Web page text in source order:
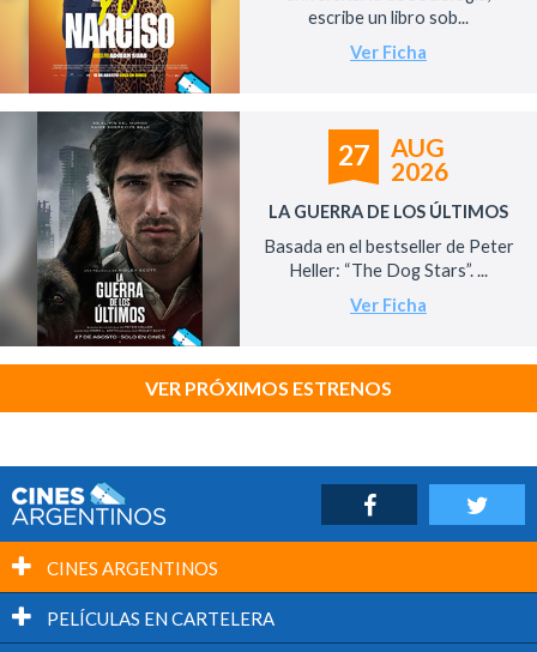
escribe un libro sob...
Ver Ficha
27
AUG
2026
LA GUERRA DE LOS ÚLTIMOS
Basada en el bestseller de Peter
Heller: “The Dog Stars”. ...
Ver Ficha
VER PRÓXIMOS ESTRENOS
CINES ARGENTINOS
PELÍCULAS EN CARTELERA